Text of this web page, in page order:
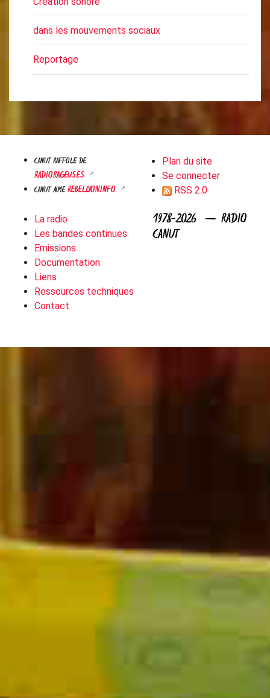
dans les mouvements sociaux
Reportage
CANUT RAFFOLE DE
RADIORAGEUSES
CANUT AIMEREBELLYON.INFO
Plan du site
Se connecter
RSS 2.0
La radio
Les bandes continues
Emissions
Documentation
Liens
Ressources techniques
Contact
1978-2026 — RADIO
CANUT